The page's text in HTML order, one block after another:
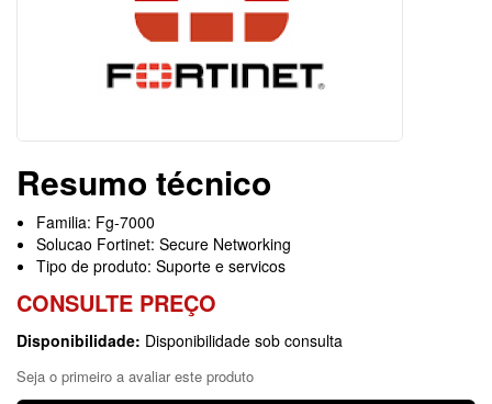
Resumo técnico
Familia: Fg-7000
Solucao Fortinet: Secure Networking
Tipo de produto: Suporte e servicos
CONSULTE PREÇO
Disponibilidade: Disponibilidade sob consulta
Seja o primeiro a avaliar este produto